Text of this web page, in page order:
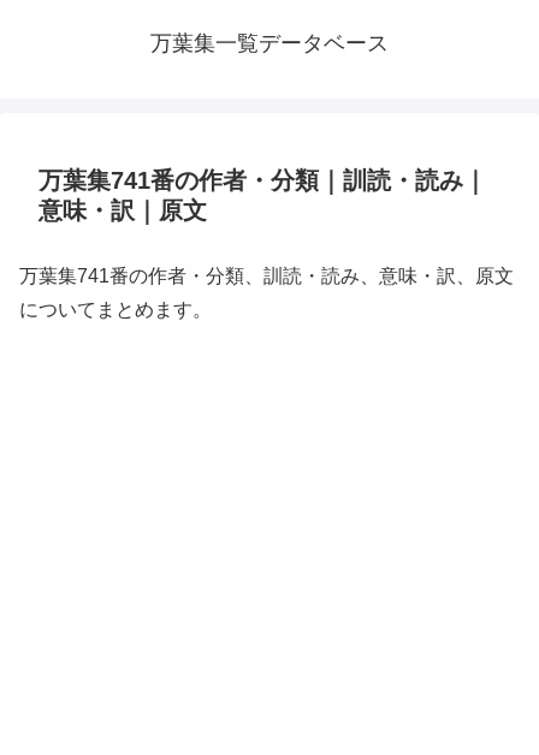
万葉集一覧データベース
万葉集741番の作者・分類｜訓読・読み｜
意味・訳｜原文
万葉集741番の作者・分類、訓読・読み、意味・訳、原文
についてまとめます。